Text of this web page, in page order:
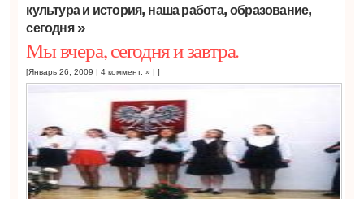
культура и история, наша работа, образование,
сегодня»
Мы вчера, сегодня и завтра.
[Январь 26, 2009 |4 коммент. » | ]